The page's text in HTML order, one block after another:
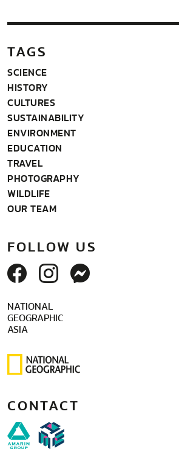
TAGS
SCIENCE
HISTORY
CULTURES
SUSTAINABILITY
ENVIRONMENT
EDUCATION
TRAVEL
PHOTOGRAPHY
WILDLIFE
OUR TEAM
FOLLOW US
NATIONAL
GEOGRAPHIC
ASIA
CONTACT